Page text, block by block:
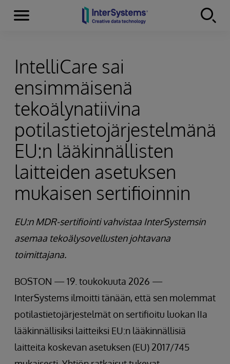
Skip to content
Menu
IntelliCare sai
ensimmäisenä
tekoälynatiivina
potilastietojärjestelmänä
EU:n lääkinnällisten
laitteiden asetuksen
mukaisen sertifioinnin
EU:n MDR-sertifiointi vahvistaa InterSystemsin
asemaa tekoälysovellusten johtavana
toimittajana.
BOSTON — 19. toukokuuta 2026 —
InterSystems ilmoitti tänään, että sen molemmat
potilastietojärjestelmät on sertifioitu luokan IIa
lääkinnällisiksi laitteiksi EU:n lääkinnällisiä
laitteita koskevan asetuksen (EU) 2017/745